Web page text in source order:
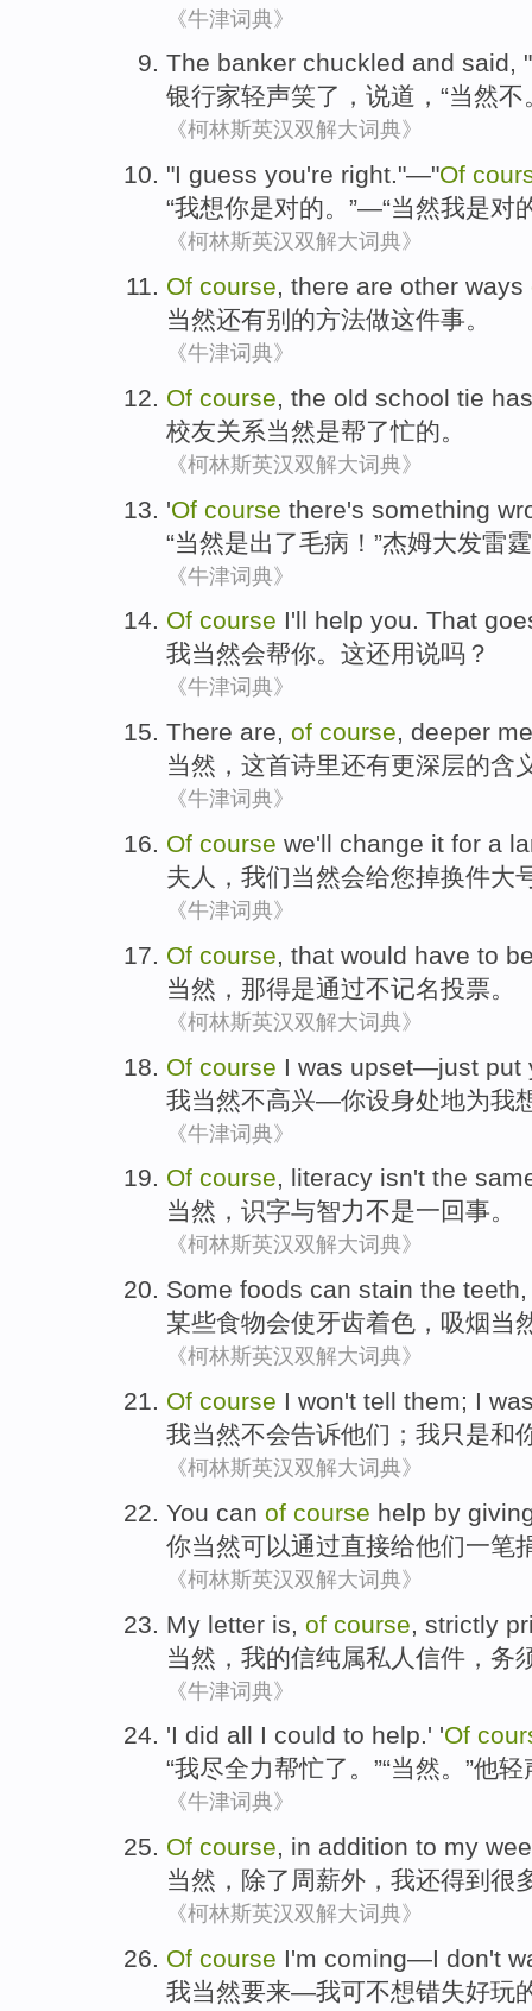
《牛津词典》
The banker chuckled and said, "
银行家轻声笑了 ， 说道 ，“当然不
《柯林斯英汉双解大词典》
"I guess you're right."—"Of
“我想你是对的。”—“当然我是对
《柯林斯英汉双解大词典》
Of course, there are other ways
当然还有别的方法做这件事。
《牛津词典》
Of course, the old school tie
校友关系当然是帮了忙的。
《柯林斯英汉双解大词典》
'Of course there's something
“当然是出了毛病 ！”杰姆大发雷
《牛津词典》
Of course I'll help you. That
我当然会帮你。 这还用说吗？
《牛津词典》
There are, of course, deeper
当然 ， 这首诗里还有更深层的含
《牛津词典》
Of course we'll change it for a
夫人
， 我们当然会给您掉换件大
《牛津词典》
Of course, that would have to
当然 ， 那得是通过不记名投票。
《柯林斯英汉双解大词典》
Of course I was upset—just put
我当然不高兴—你设身处地为我
《牛津词典》
Of course, literacy isn't the
当然 ， 识字与智力不是一回事。
《柯林斯英汉双解大词典》
Some foods can stain the teeth
某些食物会使牙齿着色 ，吸烟当
《柯林斯英汉双解大词典》
Of course I won't tell them; I
我当然不会告诉他们 ；我只是和
《柯林斯英汉双解大词典》
You can of course help by
你当然可以通过直接给他们一笔
《柯林斯英汉双解大词典》
My letter is, of course , strictly
当然 ， 我的信纯属私人 信件， 务
《牛津词典》
'I did all I could to help.' 'Of
“我尽全力帮忙了。”“当然。”他轻
《牛津词典》
Of course, in addition to my
当然 ， 除了 周薪外， 我还得到 很
《柯林斯英汉双解大词典》
Of course I'm coming—I don't
我当然要来—我可不想错失好玩